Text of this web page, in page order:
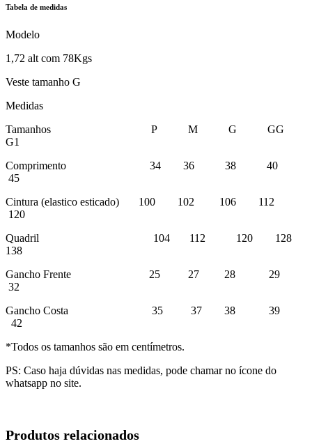
Tabela de medidas
Modelo
1,72 alt com 78Kgs
Veste tamanho G
Medidas
Tamanhos P M G GG
G1
Comprimento 34 36 38 40
45
Cintura (elastico esticado) 100 102 106 112
120
Quadril 104 112 120 128
138
Gancho Frente 25 27 28 29
32
Gancho Costa 35 37 38 39
42
*Todos os tamanhos são em centímetros.
PS: Caso haja dúvidas nas medidas, pode chamar no ícone do
whatsapp no site.
Produtos relacionados